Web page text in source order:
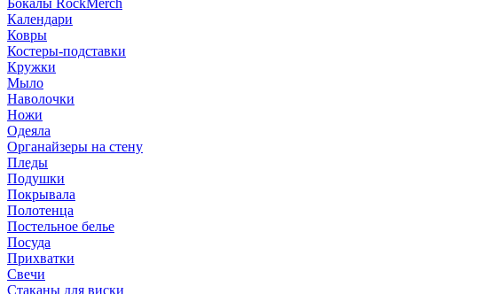
Бокалы RockMerch
Календари
Ковры
Костеры-подставки
Кружки
Мыло
Наволочки
Ножи
Одеяла
Органайзеры на стену
Пледы
Подушки
Покрывала
Полотенца
Постельное белье
Посуда
Прихватки
Свечи
Стаканы для виски